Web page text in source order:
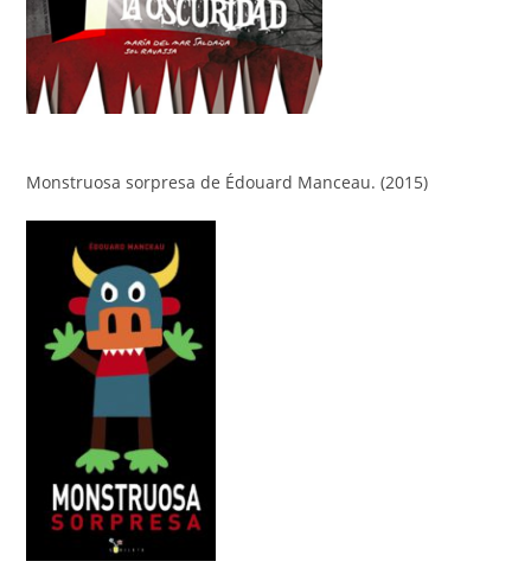
Monstruosa sorpresa de Édouard Manceau. (2015)